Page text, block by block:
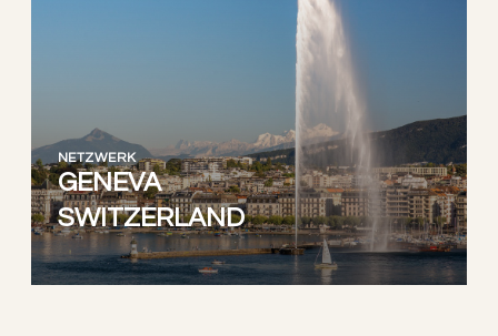
NETZWERK
GENEVA
SWITZERLAND